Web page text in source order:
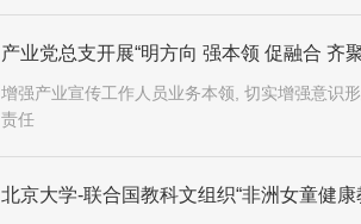
产业党总支开展“明方向 强本领 促融合 齐
增强产业宣传工作人员业务本领, 切实增强意识
责任
北京大学-联合国教科文组织“非洲女童健